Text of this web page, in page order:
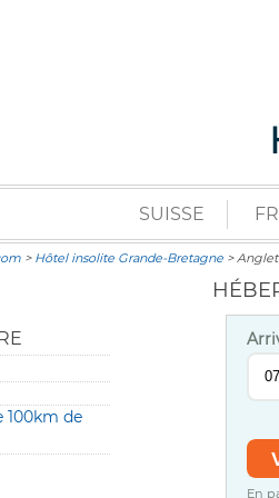
SUISSE
> Hôtel insolite Grande-Bretagne >
100km de
En